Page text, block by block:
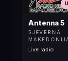
Antenna 5
SJEVERNA
Live radio